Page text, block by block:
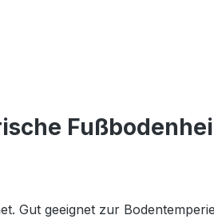
Gut geeignet zur